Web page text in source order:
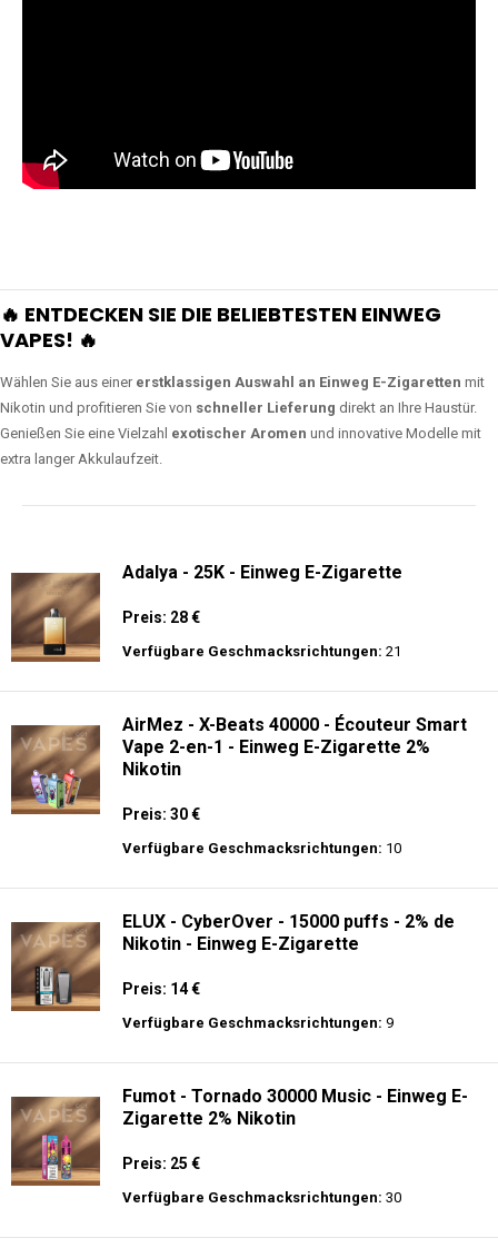
🔥 ENTDECKEN SIE DIE BELIEBTESTEN EINWEG
VAPES! 🔥
Wählen Sie aus einer erstklassigen Auswahl an Einweg E-Zigaretten mit
Nikotin und profitieren Sie von schneller Lieferung direkt an Ihre Haustür.
Genießen Sie eine Vielzahl exotischer Aromen und innovative Modelle mit
extra langer Akkulaufzeit.
Adalya - 25K - Einweg E-Zigarette
Preis: 28 €
Verfügbare Geschmacksrichtungen: 21
AirMez - X-Beats 40000 - Écouteur Smart
Vape 2-en-1 - Einweg E-Zigarette 2%
Nikotin
Preis: 30 €
Verfügbare Geschmacksrichtungen: 10
ELUX - CyberOver - 15000 puffs - 2% de
Nikotin - Einweg E-Zigarette
Preis: 14 €
Verfügbare Geschmacksrichtungen: 9
Fumot - Tornado 30000 Music - Einweg E-
Zigarette 2% Nikotin
Preis: 25 €
Verfügbare Geschmacksrichtungen: 30